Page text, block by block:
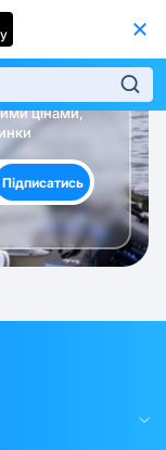
цінами,
Підписатись